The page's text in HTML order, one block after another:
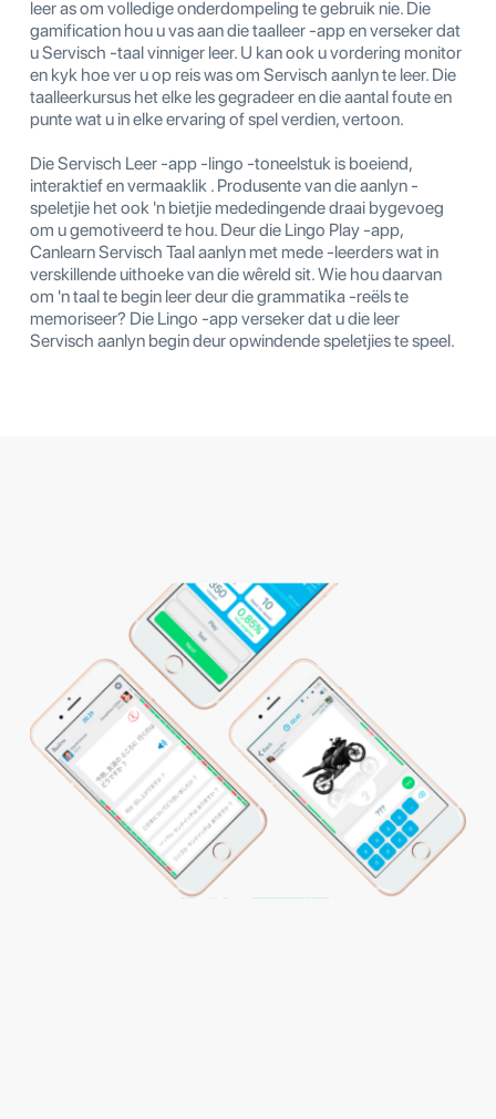
leer as om volledige onderdompeling te gebruik nie. Die
gamification hou u vas aan die taalleer -app en verseker dat
u Servisch -taal vinniger leer. U kan ook u vordering monitor
en kyk hoe ver u op reis was om Servisch aanlyn te leer. Die
taalleerkursus het elke les gegradeer en die aantal foute en
punte wat u in elke ervaring of spel verdien, vertoon.
Die Servisch Leer -app -lingo -toneelstuk is boeiend,
interaktief en vermaaklik . Produsente van die aanlyn -
speletjie het ook 'n bietjie mededingende draai bygevoeg
om u gemotiveerd te hou. Deur die Lingo Play -app,
Canlearn Servisch Taal aanlyn met mede -leerders wat in
verskillende uithoeke van die wêreld sit. Wie hou daarvan
om 'n taal te begin leer deur die grammatika -reëls te
memoriseer? Die Lingo -app verseker dat u die leer
Servisch aanlyn begin deur opwindende speletjies te speel.